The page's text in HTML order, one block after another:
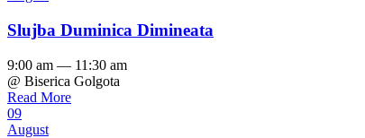
Slujba Duminica Dimineata
9:00 am — 11:30 am
@ Biserica Golgota
Read More
09
August